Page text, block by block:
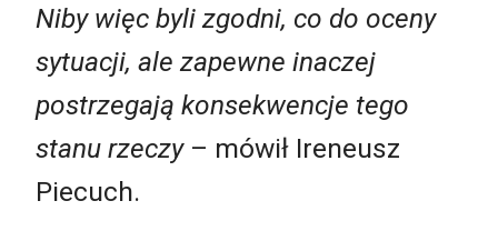
Niby więc byli zgodni, co do oceny
sytuacji, ale zapewne inaczej
postrzegają konsekwencje tego
stanu rzeczy– mówił Ireneusz
Piecuch.